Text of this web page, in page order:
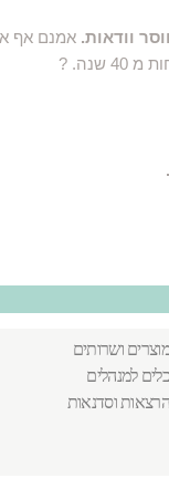
וודאות. אמנם אף
שנה. ?
מוצרים ושרותים
כלים למנהלים
הרצאות וסדנאות